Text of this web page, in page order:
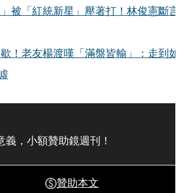
」被「紅統新星」壓著打！林俊憲斷言
！老友楊渡嘆「滿盤皆輸」：走到如
義，小額贊助鏡週刊！
贊助本文